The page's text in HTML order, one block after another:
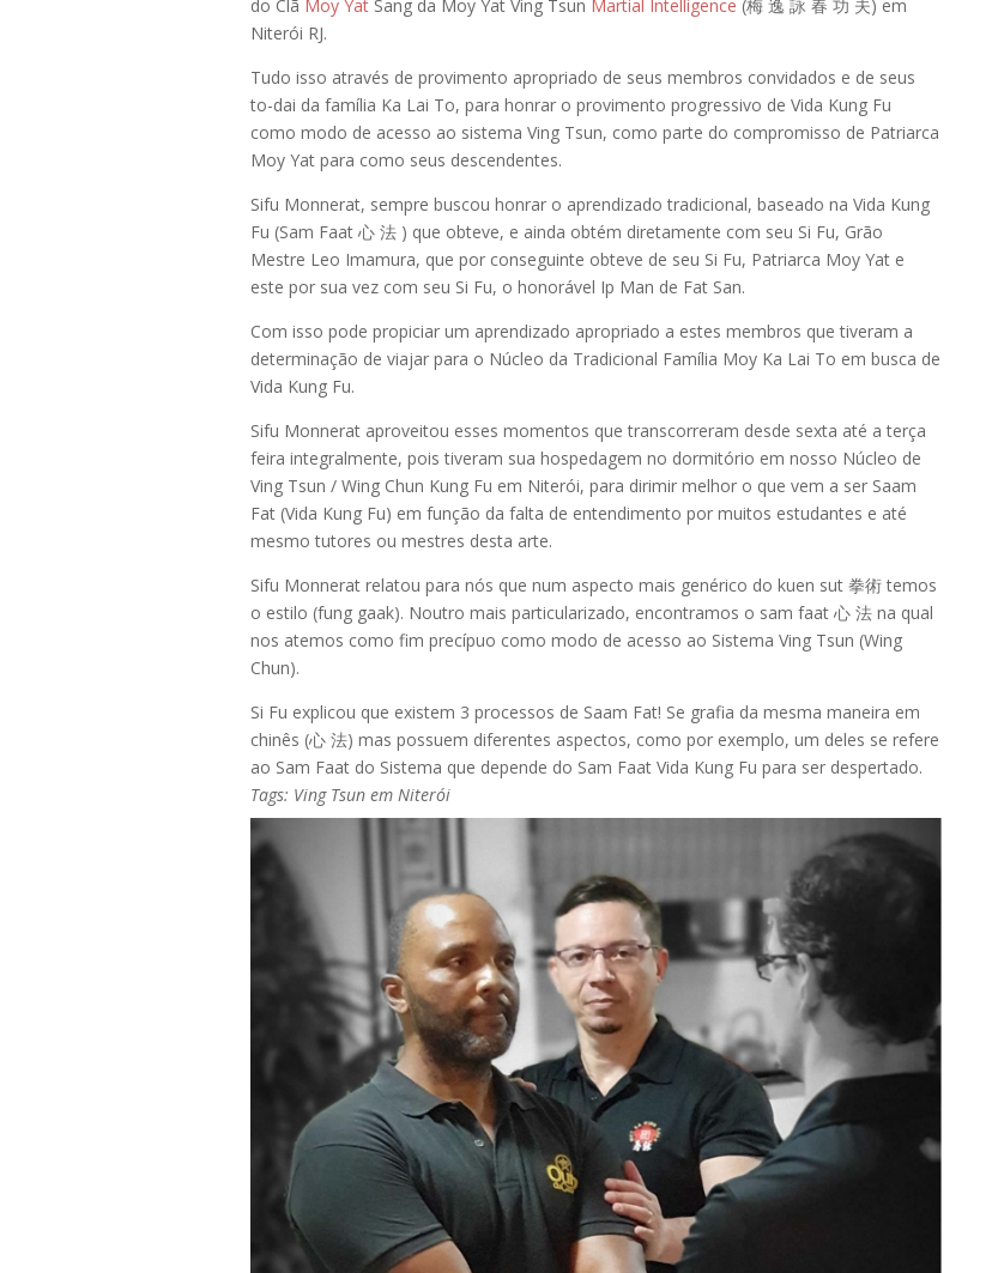
do Clã Moy Yat Sang da Moy Yat Ving Tsun Martial Intelligence (梅 逸 詠 春 功 夫) em
Niterói RJ.
Tudo isso através de provimento apropriado de seus membros convidados e de seus
to-dai da família Ka Lai To, para honrar o provimento progressivo de Vida Kung Fu
como modo de acesso ao sistema Ving Tsun, como parte do compromisso de Patriarca
Moy Yat para como seus descendentes.
Sifu Monnerat, sempre buscou honrar o aprendizado tradicional, baseado na Vida Kung
Fu (Sam Faat 心 法 ) que obteve, e ainda obtém diretamente com seu Si Fu, Grão
Mestre Leo Imamura, que por conseguinte obteve de seu Si Fu, Patriarca Moy Yat e
este por sua vez com seu Si Fu, o honorável Ip Man de Fat San.
Com isso pode propiciar um aprendizado apropriado a estes membros que tiveram a
determinação de viajar para o Núcleo da Tradicional Família Moy Ka Lai To em busca de
Vida Kung Fu.
Sifu Monnerat aproveitou esses momentos que transcorreram desde sexta até a terça
feira integralmente, pois tiveram sua hospedagem no dormitório em nosso Núcleo de
Ving Tsun / Wing Chun Kung Fu em Niterói, para dirimir melhor o que vem a ser Saam
Fat (Vida Kung Fu) em função da falta de entendimento por muitos estudantes e até
mesmo tutores ou mestres desta arte.
Sifu Monnerat relatou para nós que num aspecto mais genérico do kuen sut 拳術 temos
o estilo (fung gaak). Noutro mais particularizado, encontramos o sam faat 心 法 na qual
nos atemos como fim precípuo como modo de acesso ao Sistema Ving Tsun (Wing
Chun).
Si Fu explicou que existem 3 processos de Saam Fat! Se grafia da mesma maneira em
chinês (心 法) mas possuem diferentes aspectos, como por exemplo, um deles se refere
ao Sam Faat do Sistema que depende do Sam Faat Vida Kung Fu para ser despertado.
Tags: Ving Tsun em Niterói